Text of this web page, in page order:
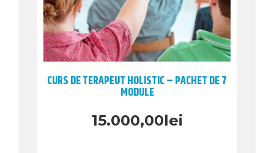
CURS DE TERAPEUT HOLISTIC – PACHET DE 7
MODULE
15.000,00lei